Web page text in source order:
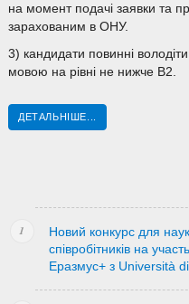
на момент подачі заявки та
зарахованим в ОНУ.
3) кандидати повинні
мовою на рівні не нижче B2.
ДЕТАЛЬНІШЕ...
Новий конкурс для
співробітників на
Еразмус+ з Università